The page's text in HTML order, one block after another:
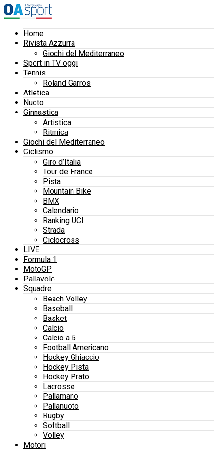
Home
Rivista Azzurra
Giochi del Mediterraneo
Sport in TV oggi
Tennis
Roland Garros
Atletica
Nuoto
Ginnastica
Artistica
Ritmica
Giochi del Mediterraneo
Ciclismo
Giro d’Italia
Tour de France
Pista
Mountain Bike
BMX
Calendario
Ranking UCI
Strada
Ciclocross
LIVE
Formula 1
MotoGP
Pallavolo
Squadre
Beach Volley
Baseball
Basket
Calcio
Calcio a 5
Football Americano
Hockey Ghiaccio
Hockey Pista
Hockey Prato
Lacrosse
Pallamano
Pallanuoto
Rugby
Softball
Volley
Motori